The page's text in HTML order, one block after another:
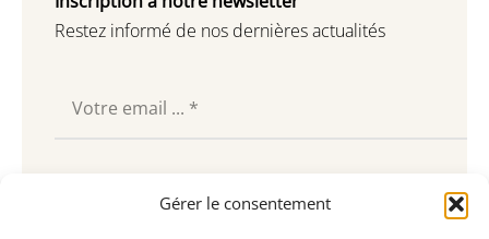
Gérer le consentement
Restez informé de nos dernières actualités
Souscrire